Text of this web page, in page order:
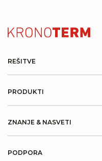
REŠITVE
PRODUKTI
ZNANJE & NASVETI
PODPORA